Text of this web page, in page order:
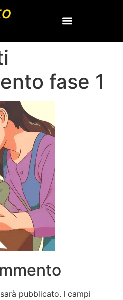
fase 1
pubblicato. I campi